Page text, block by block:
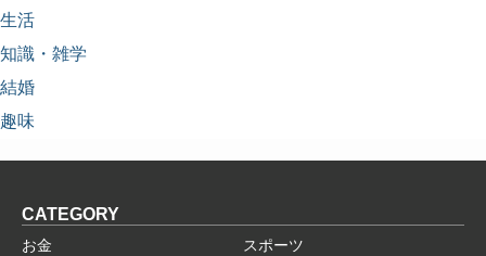
生活
知識・雑学
結婚
趣味
CATEGORY
お金
スポーツ